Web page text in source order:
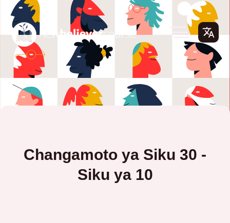
Changamoto ya Siku 30 -
Siku ya 10